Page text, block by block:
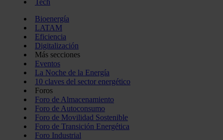
Tech
Bioenergía
LATAM
Eficiencia
Digitalización
Más secciones
Eventos
La Noche de la Energía
10 claves del sector energético
Foros
Foro de Almacenamiento
Foro de Autoconsumo
Foro de Movilidad Sostenible
Foro de Transición Energética
Foro Industrial